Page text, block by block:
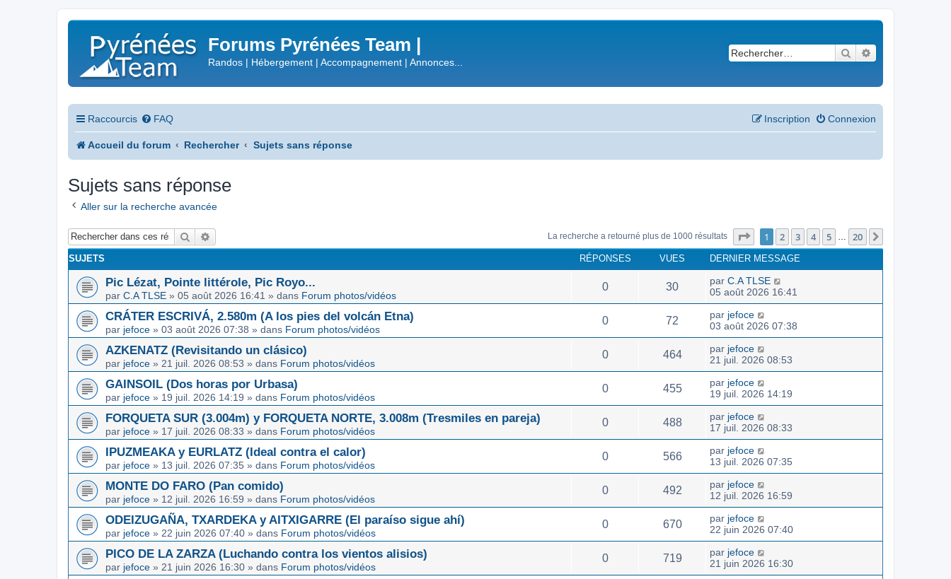
Forums Pyrénées Team |
Randos | Hébergement | Accompagnement | Annonces...
Rechercher
Raccourcis FAQ Connexion
Inscription
Accueil du forum Rechercher Sujets sans réponse
Sujets sans réponse
Aller sur la recherche avancée
Rechercher La recherche a retourné plus de 1000 résultats Page sur20
1 2 3 4 5 … 20
SUJETS RÉPONSES VUES DERNIER MESSAGE
Pic Lézat, Pointe littérole, Pic Royo...
par C.A TLSE » 05 août 2026 16:41 » dans Forum photos/vidéos
0 30 par C.A TLSE
05 août 2026 16:41
CRÁTER ESCRIVÁ, 2.580m (A los pies del volcán Etna)
par jefoce » 03 août 2026 07:38 » dans Forum photos/vidéos
0 72 par jefoce
03 août 2026 07:38
AZKENATZ (Revisitando un clásico)
par jefoce » 21 juil. 2026 08:53 » dans Forum photos/vidéos
0 464 par jefoce
21 juil. 2026 08:53
GAINSOIL (Dos horas por Urbasa)
par jefoce » 19 juil. 2026 14:19 » dans Forum photos/vidéos
0 455 par jefoce
19 juil. 2026 14:19
FORQUETA SUR (3.004m) y FORQUETA NORTE, 3.008m (Tresmiles en pareja)
par jefoce » 17 juil. 2026 08:33 » dans Forum photos/vidéos
0 488 par jefoce
17 juil. 2026 08:33
IPUZMEAKA y EURLATZ (Ideal contra el calor)
par jefoce » 13 juil. 2026 07:35 » dans Forum photos/vidéos
0 566 par jefoce
13 juil. 2026 07:35
MONTE DO FARO (Pan comido)
par jefoce » 12 juil. 2026 16:59 » dans Forum photos/vidéos
0 492 par jefoce
12 juil. 2026 16:59
ODEIZUGAÑA, TXARDEKA y AITXIGARRE (El paraíso sigue ahí)
par jefoce » 22 juin 2026 07:40 » dans Forum photos/vidéos
0 670 par jefoce
22 juin 2026 07:40
PICO DE LA ZARZA (Luchando contra los vientos alisios)
par jefoce » 21 juin 2026 16:30 » dans Forum photos/vidéos
0 719 par jefoce
21 juin 2026 16:30